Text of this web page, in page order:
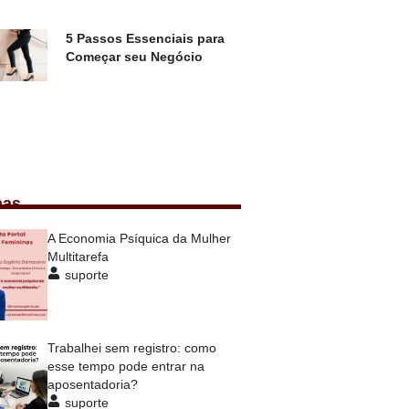
5 Passos Essenciais para
Começar seu Negócio
A Economia Psíquica da Mulher
Multitarefa
suporte
Trabalhei sem registro: como
esse tempo pode entrar na
aposentadoria?
suporte